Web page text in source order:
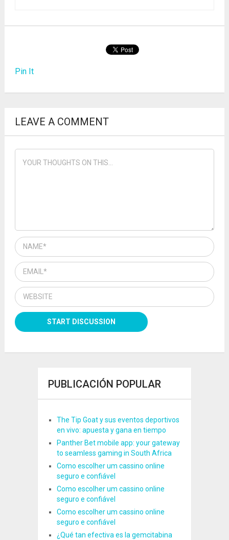
Pin It
LEAVE A COMMENT
PUBLICACIÓN POPULAR
The Tip Goat y sus eventos deportivos
en vivo: apuesta y gana en tiempo
Panther Bet mobile app: your gateway
to seamless gaming in South Africa
Como escolher um cassino online
seguro e confiável
Como escolher um cassino online
seguro e confiável
Como escolher um cassino online
seguro e confiável
¿Qué tan efectiva es la gemcitabina